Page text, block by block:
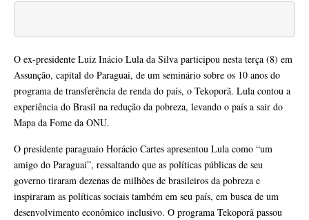
O ex-presidente Luiz Inácio Lula da Silva participou nesta terça (8) em
Assunção, capital do Paraguai, de um seminário sobre os 10 anos do
programa de transferência de renda do país, o Tekoporã. Lula contou a
experiência do Brasil na redução da pobreza, levando o país a sair do
Mapa da Fome da ONU.
O presidente paraguaio Horácio Cartes apresentou Lula como “um
amigo do Paraguai”, ressaltando que as políticas públicas de seu
governo tiraram dezenas de milhões de brasileiros da pobreza e
inspiraram as políticas sociais também em seu país, em busca de um
desenvolvimento econômico inclusivo. O programa Tekoporã passou